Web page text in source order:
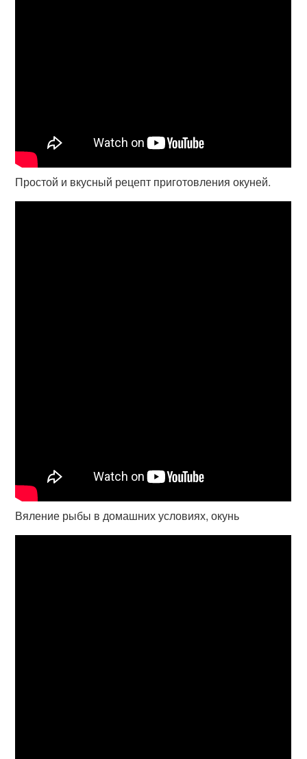
Простой и вкусный рецепт приготовления окуней.
Вяление рыбы в домашних условиях, окунь